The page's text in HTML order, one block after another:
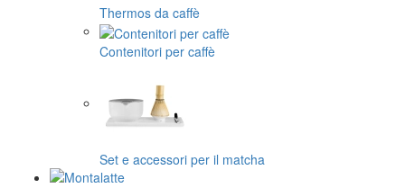
Thermos da caffè
Contenitori per caffè
Set e accessori per il matcha